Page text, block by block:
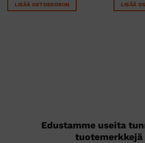
LISÄÄ OSTOSKORIIN LISÄÄ
Edustamme useita
tuotemerkkejä